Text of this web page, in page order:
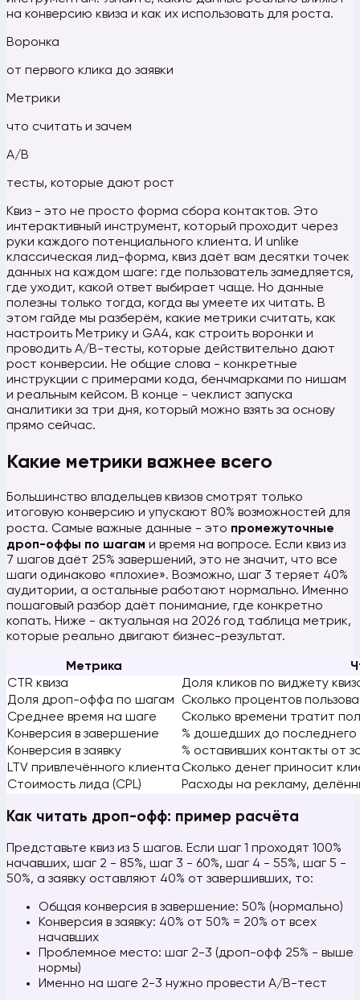
на конверсию квиза и как их использовать для роста.
Воронка
от первого клика до заявки
Метрики
что считать и зачем
A/B
тесты, которые дают рост
Квиз - это не просто форма сбора контактов. Это
интерактивный инструмент, который проходит через
руки каждого потенциального клиента. И unlike
классическая лид-форма, квиз даёт вам десятки точек
данных на каждом шаге: где пользователь замедляется,
где уходит, какой ответ выбирает чаще. Но данные
полезны только тогда, когда вы умеете их читать. В
этом гайде мы разберём, какие метрики считать, как
настроить Метрику и GA4, как строить воронки и
проводить A/B-тесты, которые действительно дают
рост конверсии. Не общие слова - конкретные
инструкции с примерами кода, бенчмарками по нишам
и реальным кейсом. В конце - чеклист запуска
аналитики за три дня, который можно взять за основу
прямо сейчас.
Какие метрики важнее всего
Большинство владельцев квизов смотрят только
итоговую конверсию и упускают 80% возможностей для
роста. Самые важные данные - это промежуточные
дроп-оффы по шагам и время на вопросе. Если квиз из
7 шагов даёт 25% завершений, это не значит, что все
шаги одинаково «плохие». Возможно, шаг 3 теряет 40%
аудитории, а остальные работают нормально. Именно
пошаговый разбор даёт понимание, где конкретно
копать. Ниже - актуальная на 2026 год таблица метрик,
которые реально двигают бизнес-результат.
Метрика
CTR квиза
Доля кликов по виджету
Доля дроп-оффа по шагам
Сколько процентов
Среднее время на шаге
Сколько времени тратит
Конверсия в завершение
% дошедших до последнего
Конверсия в заявку
% оставивших контакты от
LTV привлечённого клиентаСколько денег приносит
Стоимость лида (CPL)
Расходы на рекламу,
Как читать дроп-офф: пример расчёта
Представьте квиз из 5 шагов. Если шаг 1 проходят 100%
начавших, шаг 2 - 85%, шаг 3 - 60%, шаг 4 - 55%, шаг 5 -
50%, а заявку оставляют 40% от завершивших, то:
Общая конверсия в завершение: 50% (нормально)
Конверсия в заявку: 40% от 50% = 20% от всех
начавших
Проблемное место: шаг 2-3 (дроп-офф 25% - выше
нормы)
Именно на шаге 2-3 нужно провести A/B-тест